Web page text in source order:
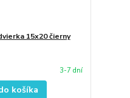
15x20 čierny
3-7 dní
košíka